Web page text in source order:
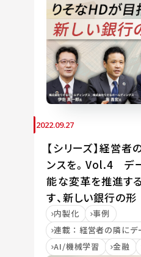
2022.09.27
【シリーズ】経営
ンスを。Vol.4 デ
能な変革を推進す
す、新しい銀行の形
内製化
事例
連載：経営者の隣にデ
AI/機械学習
金融